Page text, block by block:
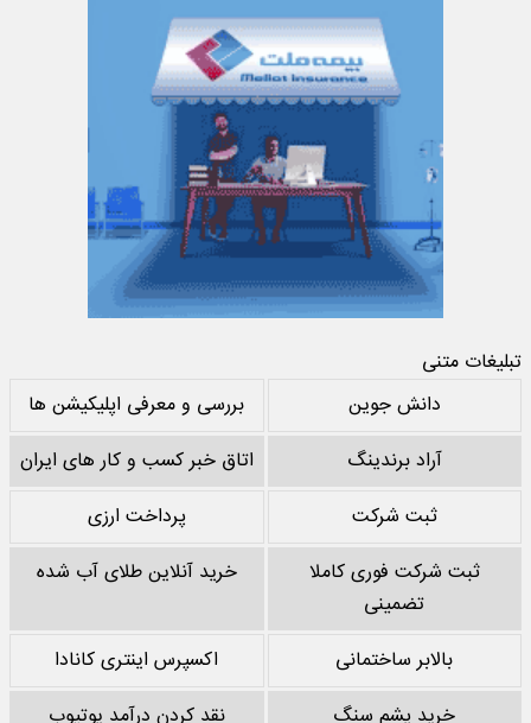
تبلیغات متنی
دانش جوین
بررسی و معرفی اپلیکیشن ها
آراد برندینگ
اتاق خبر کسب و کار های ایران
ثبت شرکت
پرداخت ارزی
ثبت شرکت فوری کاملا
تضمینی
خرید آنلاین طلای آب شده
بالابر ساختمانی
اکسپرس اینتری کانادا
خرید پشم سنگ
نقد کردن درآمد یوتیوب